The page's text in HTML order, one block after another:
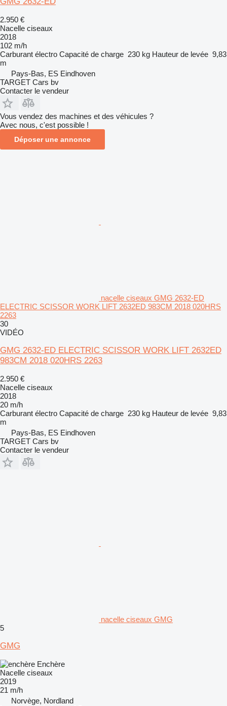
2.950 €
Nacelle ciseaux
2018
102 m/h
Carburant électro Capacité de charge 230 kg Hauteur de levée 9,83
m
Pays-Bas, ES Eindhoven
TARGET Cars bv
Contacter le vendeur
Vous vendez des machines et des véhicules ?
Avec nous, c'est possible !
Déposer une annonce
nacelle ciseaux GMG 2632-ED
ELECTRIC SCISSOR WORK LIFT 2632ED 983CM 2018 020HRS
2263
30
VIDÉO
GMG 2632-ED ELECTRIC SCISSOR WORK LIFT 2632ED
983CM 2018 020HRS 2263
2.950 €
Nacelle ciseaux
2018
20 m/h
Carburant électro Capacité de charge 230 kg Hauteur de levée 9,83
m
Pays-Bas, ES Eindhoven
TARGET Cars bv
Contacter le vendeur
nacelle ciseaux GMG
5
GMG
Enchère
Nacelle ciseaux
2019
21 m/h
Norvège, Nordland